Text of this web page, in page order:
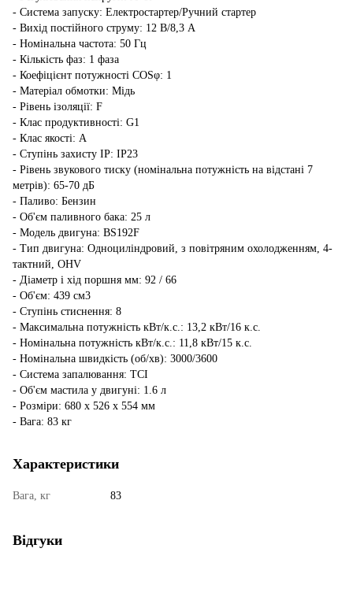
- Система запуску: Електростартер/Ручний стартер
- Вихід постійного струму: 12 В/8,3 А
- Номінальна частота: 50 Гц
- Кількість фаз: 1 фаза
- Коефіцієнт потужності COSφ: 1
- Матеріал обмотки: Мідь
- Рівень ізоляції: F
- Клас продуктивності: G1
- Клас якості: А
- Ступінь захисту IP: IP23
- Рівень звукового тиску (номінальна потужність на відстані 7
метрів): 65-70 дБ
- Паливо: Бензин
- Об'єм паливного бака: 25 л
- Модель двигуна: BS192F
- Тип двигуна: Одноциліндровий, з повітряним охолодженням, 4-
тактний, OHV
- Діаметр і хід поршня мм: 92 / 66
- Об'єм: 439 см3
- Ступінь стиснення: 8
- Максимальна потужність кВт/к.с.: 13,2 кВт/16 к.с.
- Номінальна потужність кВт/к.с.: 11,8 кВт/15 к.с.
- Номінальна швидкість (об/хв): 3000/3600
- Система запалювання: TCI
- Об'єм мастила у двигуні: 1.6 л
- Розміри: 680 x 526 x 554 мм
- Вага: 83 кг
Характеристики
Вага, кг 83
Відгуки